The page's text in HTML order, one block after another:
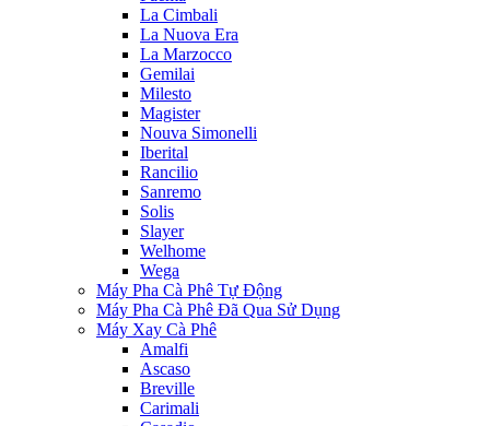
La Cimbali
La Nuova Era
La Marzocco
Gemilai
Milesto
Magister
Nouva Simonelli
Iberital
Rancilio
Sanremo
Solis
Slayer
Welhome
Wega
Máy Pha Cà Phê Tự Động
Máy Pha Cà Phê Đã Qua Sử Dụng
Máy Xay Cà Phê
Amalfi
Ascaso
Breville
Carimali